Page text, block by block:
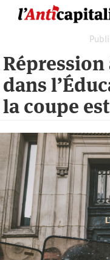
Répression
dans
la coupe